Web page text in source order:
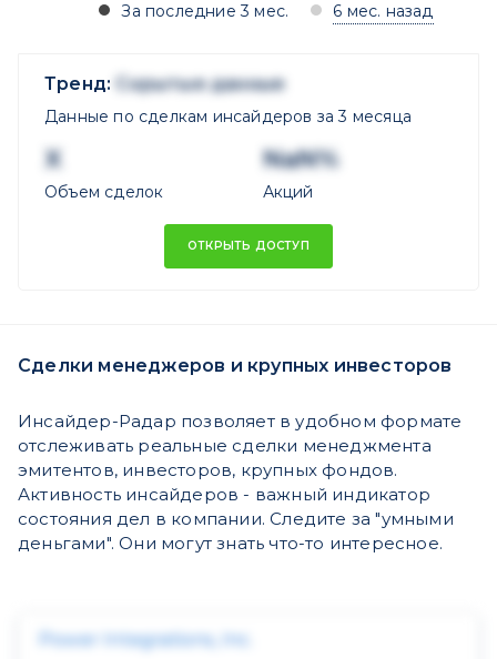
За последние 3 мес. 6 мес. назад
Тренд: Скрытые данные
Данные по сделкам инсайдеров за 3 месяца
X
Объем сделок
NaN%
Акций
ОТКРЫТЬ ДОСТУП
Сделки менеджеров и крупных инвесторов
Инсайдер-Радар позволяет в удобном формате
отслеживать реальные сделки менеджмента
эмитентов, инвесторов, крупных фондов.
Активность инсайдеров - важный индикатор
состояния дел в компании. Следите за "умными
деньгами". Они могут знать что-то интересное.
Power Integrations, Inc.